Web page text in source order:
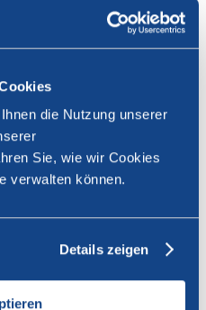
die Nutzung unserer
Sie, wie wir Cookies
verwalten können.
Details zeigen
vous pouvez vous
et le mot de passe pour